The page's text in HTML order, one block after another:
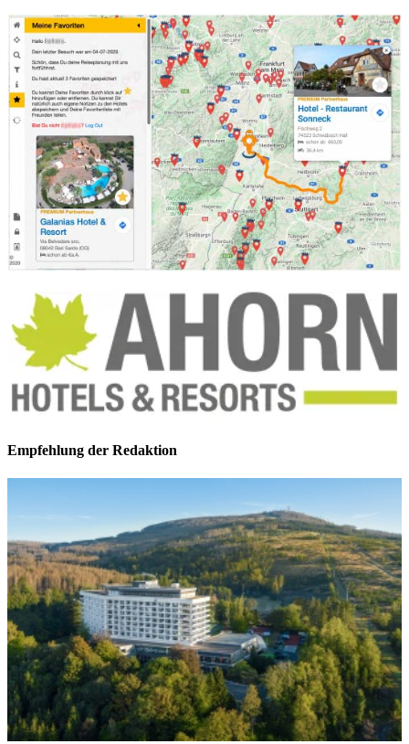
Empfehlung der Redaktion